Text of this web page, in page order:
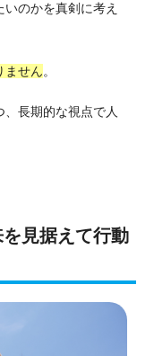
のかを真剣に考え
ません。
長期的な視点で人
見据えて行動